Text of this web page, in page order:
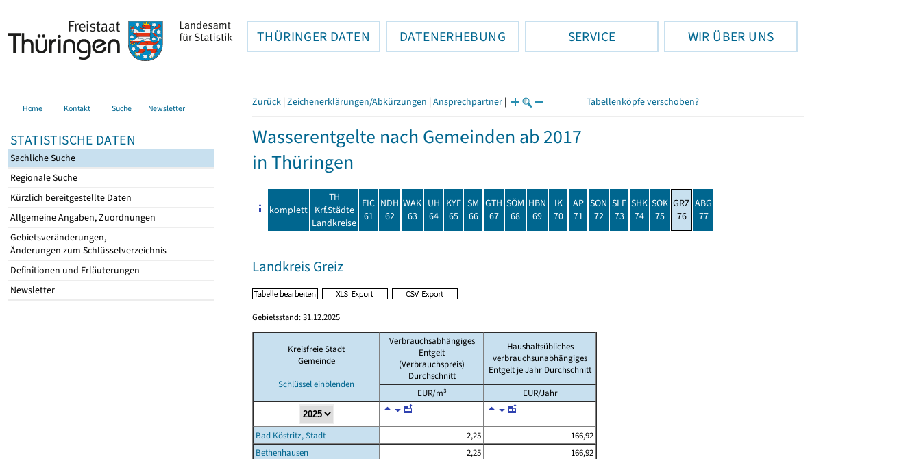
THÜRINGER DATEN DATENERHEBUNG SERVICE WIR ÜBER UNS
Home Kontakt Suche Newsletter
STATISTISCHE DATEN
Sachliche Suche
Regionale Suche
Kürzlich bereitgestellte Daten
Allgemeine Angaben, Zuordnungen
Gebietsveränderungen,
Änderungen zum Schlüsselverzeichnis
Definitionen und Erläuterungen
Newsletter
Zurück | Zeichenerklärungen/Abkürzungen | Ansprechpartner | Tabellenköpfe verschoben?
Wasserentgelte nach Gemeinden ab 2017
in Thüringen
komplett
TH
Krf.Städte
Landkreise
EIC
61
NDH
62
WAK
63
UH
64
KYF
65
SM
66
GTH
67
SÖM
68
HBN
69
IK
70
AP
71
SON
72
SLF
73
SHK
74
SOK
75
GRZ
76
ABG
77
Landkreis Greiz
Gebietsstand: 31.12.2025
Kreisfreie Stadt
Gemeinde
Schlüssel einblenden
Verbrauchsabhängiges
Entgelt
(Verbrauchspreis)
Durchschnitt
Haushaltsübliches
verbrauchsunabhängiges
Entgelt je Jahr Durchschnitt
EUR/m³
EUR/Jahr
Bad Köstritz, Stadt 2,25
166,92
Bethenhausen
2,25
166,92